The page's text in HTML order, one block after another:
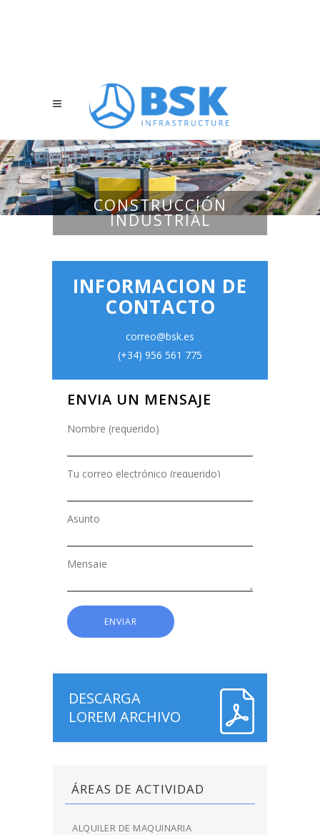
CONSTRUCCIÓN
INDUSTRIAL
INFORMACION DE
CONTACTO
correo@bsk.es
(+34) 956 561 775
ENVIA UN MENSAJE
Nombre (requerido)
Tu correo electrónico (requerido)
Asunto
Mensaje
DESCARGA
LOREM ARCHIVO
ÁREAS DE ACTIVIDAD
ALQUILER DE MAQUINARIA